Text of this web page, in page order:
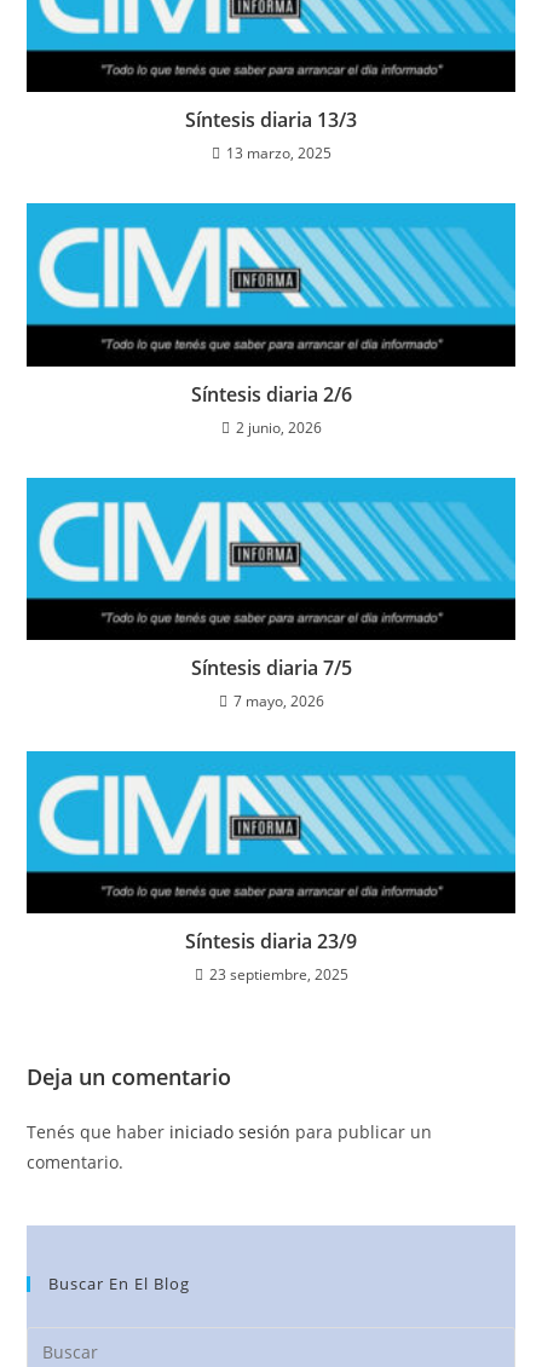
Síntesis diaria 13/3
13 marzo, 2025
Síntesis diaria 2/6
2 junio, 2026
Síntesis diaria 7/5
7 mayo, 2026
Síntesis diaria 23/9
23 septiembre, 2025
Deja un comentario
Tenés que haber iniciado sesión para publicar un
comentario.
Buscar En El Blog